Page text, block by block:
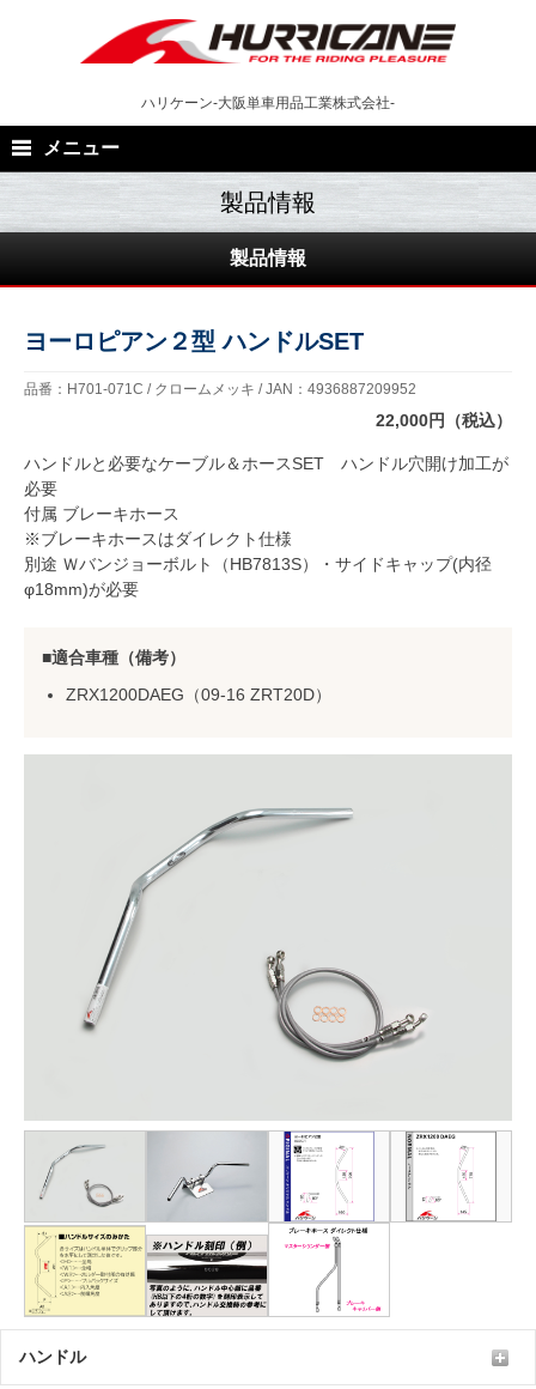
ハリケーン-大阪単車用品工業株式会社-
メニュー
製品情報
ヨーロピアン２型 ハンドルSET
品番：H701-071C / クロームメッキ / JAN：4936887209952
22,000円（税込）
ハンドルと必要なケーブル＆ホースSET ハンドル穴開け加工が
必要
付属 ブレーキホース
※ブレーキホースはダイレクト仕様
別途 Ｗバンジョーボルト（HB7813S）・サイドキャップ(内径
φ18mm)が必要
適合車種（備考）
ZRX1200DAEG（09-16 ZRT20D）
ハンドル